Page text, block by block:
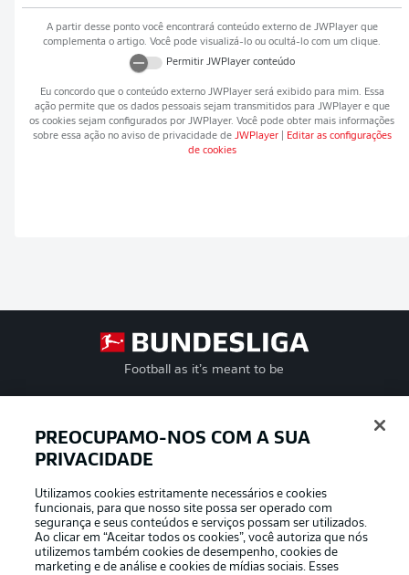
A partir desse ponto você encontrará conteúdo externo de JWPlayerque
complementa o artigo. Você pode visualizá-lo ou ocultá-lo com um clique.
Permitir JWPlayerconteúdo
Eu concordo que o conteúdo externo JWPlayerserá exibido para mim. Essa
ação permite que os dados pessoais sejam transmitidos para JWPlayere que
os cookies sejam configurados por JWPlayer. Você pode obter mais informações
sobre essa ação no aviso de privacidade de JWPlayer
Editar as configurações
de cookies
Football as it’s meant to be
APLICATIVO DA BUNDESLIGA
Oferecido por
PREOCUPAMO-NOS COM A SUA
PRIVACIDADE
Utilizamos cookies estritamente necessários e cookies
funcionais, para que nosso site possa ser operado com
segurança e seus conteúdos e serviços possam ser utilizados.
Ao clicar em “Aceitar todos os cookies”, você autoriza que nós
utilizemos também cookies de desempenho, cookies de
marketing e de análise e cookies de mídias sociais. Esses